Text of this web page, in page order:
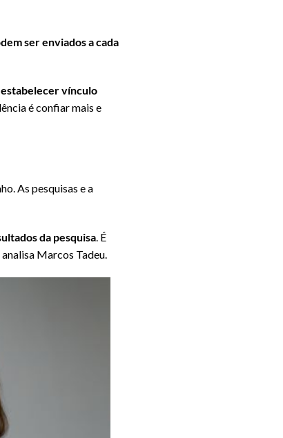
ser enviados a cada
estabelecer vínculo
é confiar mais e
As pesquisas e a
da pesquisa . É
Marcos Tadeu.